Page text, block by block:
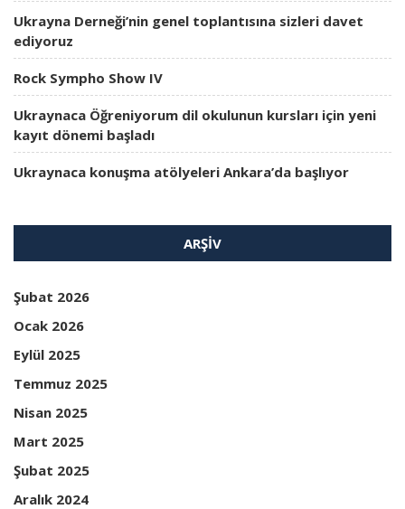
Ukrayna Derneği’nin genel toplantısına sizleri davet
ediyoruz
Rock Sympho Show IV
Ukraynaca Öğreniyorum dil okulunun kursları için yeni
kayıt dönemi başladı
Ukraynaca konuşma atölyeleri Ankara’da başlıyor
ARŞIV
Şubat 2026
Ocak 2026
Eylül 2025
Temmuz 2025
Nisan 2025
Mart 2025
Şubat 2025
Aralık 2024